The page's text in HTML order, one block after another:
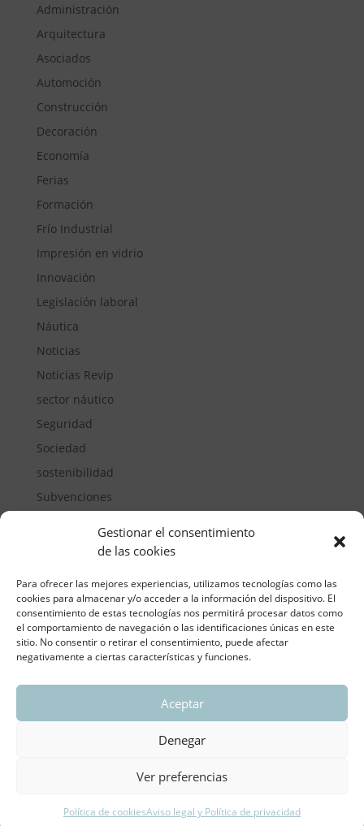
Gestionar el consentimiento
de las cookies
Para ofrecer las mejores experiencias, utilizamos tecnologías como las
cookies para almacenar y/o acceder a la información del dispositivo. El
consentimiento de estas tecnologías nos permitirá procesar datos como
el comportamiento de navegación o las identificaciones únicas en este
sitio. No consentir o retirar el consentimiento, puede afectar
negativamente a ciertas características y funciones.
Aceptar
Denegar
Ver preferencias
Política de cookiesAviso legal y Política de privacidad
Administración
Arquitectura
Asociados
Automoción
Construcción
Decoración
Economía
Ferias
Formación
Frío Industrial
Impresión en vidrio
Innovación
Legislación laboral
Náutica
Noticias
Noticias Revip
sector náutico
Seguridad
Sociedad
sostenibilidad
Subvenciones
ASOCIACIÓN REGIONAL VALENCIANA DE
Aviso legal y política de privacidad